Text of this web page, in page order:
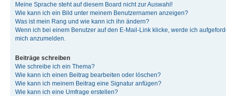
Meine Sprache steht auf diesem Board nicht zur Auswahl!
Wie kann ich ein Bild unter meinem Benutzernamen anzeigen?
Was ist mein Rang und wie kann ich ihn ändern?
Wenn ich bei einem Benutzer auf den E-Mail-Link klicke, werde ich
mich anzumelden.
Beiträge schreiben
Wie schreibe ich ein Thema?
Wie kann ich einen Beitrag bearbeiten oder löschen?
Wie kann ich meinem Beitrag eine Signatur anfügen?
Wie kann ich eine Umfrage erstellen?